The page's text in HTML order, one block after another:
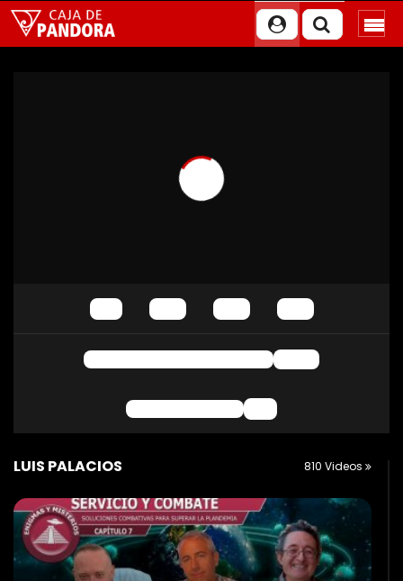
LUIS PALACIOS 810 Videos